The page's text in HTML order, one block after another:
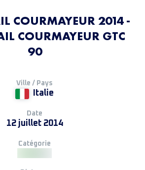
COURMAYEUR 2014 -
COURMAYEUR GTC
90
Ville / Pays
Italie
Date
12 juillet 2014
Catégorie